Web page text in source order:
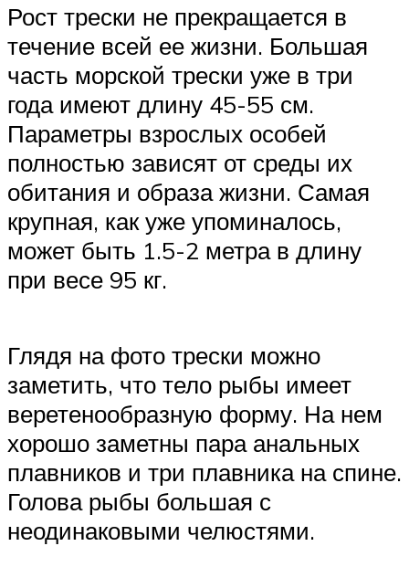
Рост трески не прекращается в
течение всей ее жизни. Большая
часть морской трески уже в три
года имеют длину 45-55 см.
Параметры взрослых особей
полностью зависят от среды их
обитания и образа жизни. Самая
крупная, как уже упоминалось,
может быть 1.5-2 метра в длину
при весе 95 кг.
Глядя на фото трески можно
заметить, что тело рыбы имеет
веретенообразную форму. На нем
хорошо заметны пара анальных
плавников и три плавника на спине.
Голова рыбы большая с
неодинаковыми челюстями.